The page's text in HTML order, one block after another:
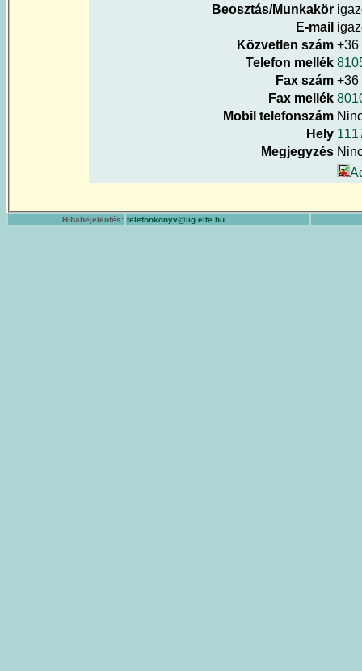
Beosztás/Munkakör
E-mail
Közvetlen szám +36
Telefon mellék
Fax szám +36
Fax mellék
Mobil telefonszám
Hely
Megjegyzés
Hibabejelentés: telefonkonyv@iig.elte.hu